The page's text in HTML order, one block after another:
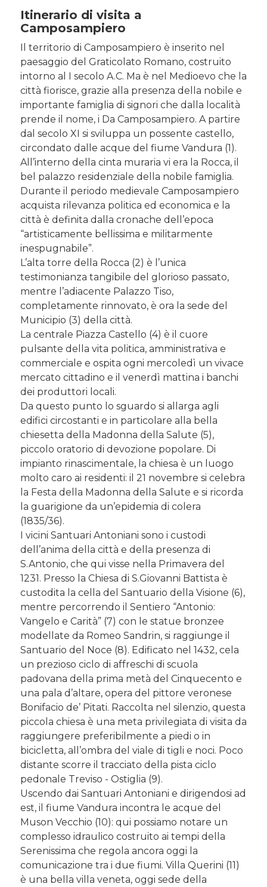
Itinerario di visita a
Camposampiero
Il territorio di Camposampiero è inserito nel
paesaggio del Graticolato Romano, costruito
intorno al I secolo A.C. Ma è nel Medioevo che la
città fiorisce, grazie alla presenza della nobile e
importante famiglia di signori che dalla località
prende il nome, i Da Camposampiero. A partire
dal secolo XI si sviluppa un possente castello,
circondato dalle acque del fiume Vandura (1).
All’interno della cinta muraria vi era la Rocca, il
bel palazzo residenziale della nobile famiglia.
Durante il periodo medievale Camposampiero
acquista rilevanza politica ed economica e la
città è definita dalla cronache dell’epoca
“artisticamente bellissima e militarmente
inespugnabile”.
L’alta torre della Rocca (2) è l’unica
testimonianza tangibile del glorioso passato,
mentre l’adiacente Palazzo Tiso,
completamente rinnovato, è ora la sede del
Municipio (3) della città.
La centrale Piazza Castello (4) è il cuore
pulsante della vita politica, amministrativa e
commerciale e ospita ogni mercoledì un vivace
mercato cittadino e il venerdì mattina i banchi
dei produttori locali.
Da questo punto lo sguardo si allarga agli
edifici circostanti e in particolare alla bella
chiesetta della Madonna della Salute (5),
piccolo oratorio di devozione popolare. Di
impianto rinascimentale, la chiesa è un luogo
molto caro ai residenti: il 21 novembre si celebra
la Festa della Madonna della Salute e si ricorda
la guarigione da un’epidemia di colera
(1835/36).
I vicini Santuari Antoniani sono i custodi
dell’anima della città e della presenza di
S.Antonio, che qui visse nella Primavera del
1231. Presso la Chiesa di S.Giovanni Battista è
custodita la cella del Santuario della Visione (6),
mentre percorrendo il Sentiero “Antonio:
Vangelo e Carità” (7) con le statue bronzee
modellate da Romeo Sandrin, si raggiunge il
Santuario del Noce (8). Edificato nel 1432, cela
un prezioso ciclo di affreschi di scuola
padovana della prima metà del Cinquecento e
una pala d’altare, opera del pittore veronese
Bonifacio de’ Pitati. Raccolta nel silenzio, questa
piccola chiesa è una meta privilegiata di visita da
raggiungere preferibilmente a piedi o in
bicicletta, all’ombra del viale di tigli e noci. Poco
distante scorre il tracciato della pista ciclo
pedonale Treviso - Ostiglia (9).
Uscendo dai Santuari Antoniani e dirigendosi ad
est, il fiume Vandura incontra le acque del
Muson Vecchio (10): qui possiamo notare un
complesso idraulico costruito ai tempi della
Serenissima che regola ancora oggi la
comunicazione tra i due fiumi. Villa Querini (11)
è una bella villa veneta, oggi sede della